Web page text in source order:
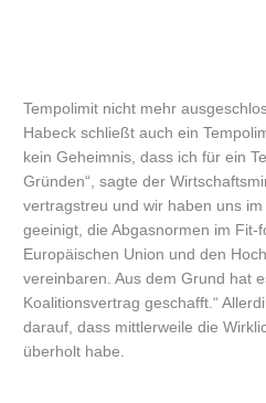
Tempolimit nicht mehr
Habeck schließt auch ein
kein Geheimnis, dass ich für ein
Gründen“, sagte der
vertragstreu und wir haben uns
geeinigt, die Abgasnormen im Fit-
Europäischen Union und den
vereinbaren. Aus dem Grund hat
Koalitionsvertrag geschafft.“
darauf, dass mittlerweile die
überholt habe.